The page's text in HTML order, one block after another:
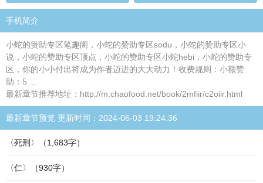
手机简介
小蛇的赞助专区笔趣阁，小蛇的赞助专区sodu，小蛇的赞助专区小
说，小蛇的赞助专区顶点，小蛇的赞助专区小蛇hebi，小蛇的赞助专
区，你的小小付出将成为作者迈进的大大动力！收费规则：小额赞
助：5 ...
最新章节推荐地址：http://m.chaofood.net/book/2mfiir/c2oiir.html
最新章节预览 更新时间：2024-06-03 19:24:36
〈死刑〉（1,683字）
〈仁〉（930字）